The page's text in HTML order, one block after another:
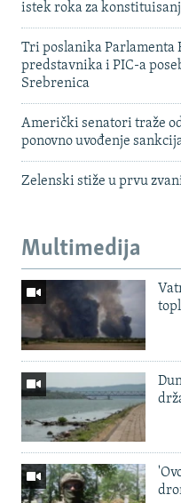
istek roka za
Tri poslanika Parlamenta
predstavnika i PIC-a
Srebrenica
Američki senatori traže
ponovno uvođenje
Zelenski stiže u prvu
Multimedija